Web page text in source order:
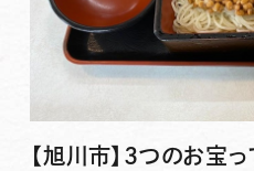
【旭川市】3つのお宝